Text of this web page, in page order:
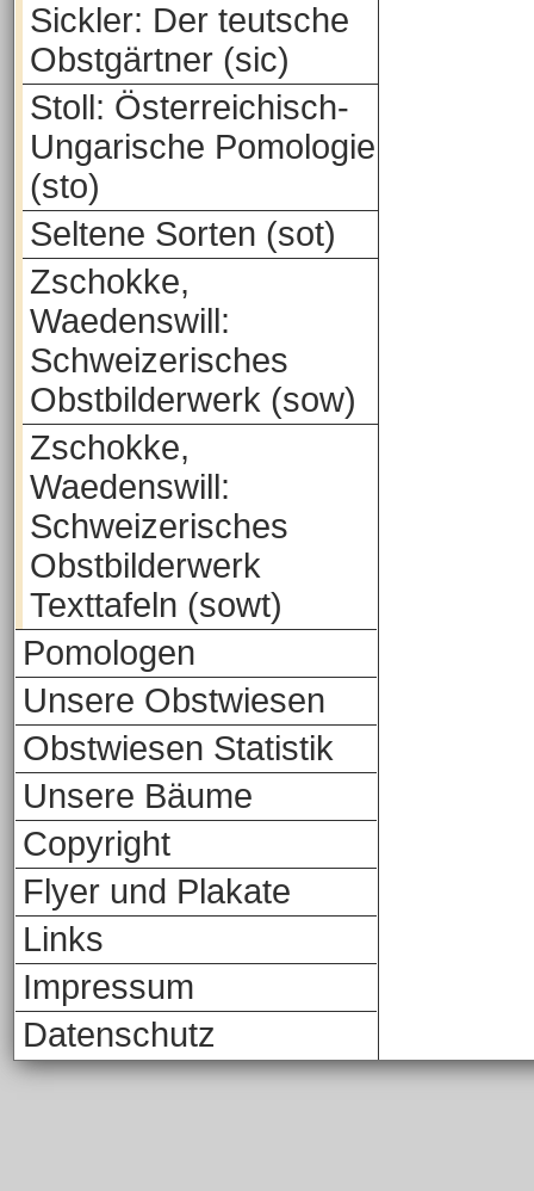
Sickler: Der teutsche
Obstgärtner (sic)
Stoll: Österreichisch-
Ungarische Pomologie
(sto)
Seltene Sorten (sot)
Zschokke,
Waedenswill:
Schweizerisches
Obstbilderwerk (sow)
Zschokke,
Waedenswill:
Schweizerisches
Obstbilderwerk
Texttafeln (sowt)
Pomologen
Unsere Obstwiesen
Obstwiesen Statistik
Unsere Bäume
Copyright
Flyer und Plakate
Links
Impressum
Datenschutz